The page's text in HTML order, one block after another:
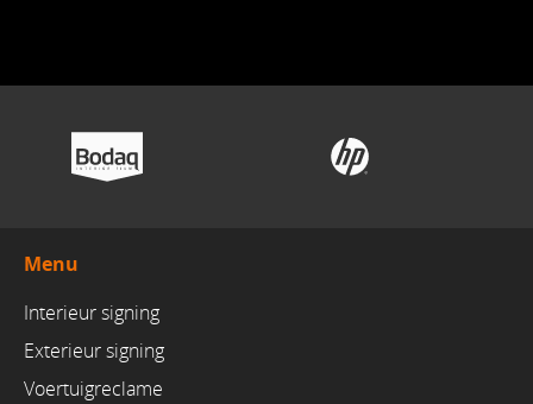
Menu
Interieur signing
Exterieur signing
Voertuigreclame